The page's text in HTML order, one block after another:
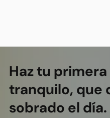
Haz tu
tranquilo, que
sobrado el día.